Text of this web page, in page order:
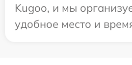
Kugoo, и мы
удобное место и